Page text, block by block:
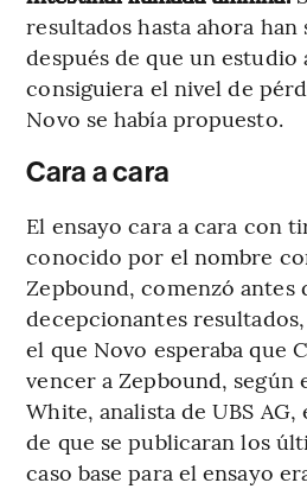
resultados hasta ahora han
después de que un estudio
consiguiera el nivel de
Novo se había propuesto.
Cara a cara
El ensayo cara a cara con
conocido por el nombre
Zepbound, comenzó antes
decepcionantes
el que Novo esperaba que
vencer a Zepbound, según
White, analista de UBS
de que se publicaran los
caso base para el ensayo